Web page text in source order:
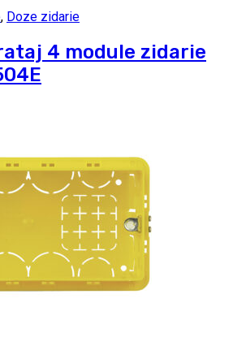
, Doze zidarie
4 module zidarie